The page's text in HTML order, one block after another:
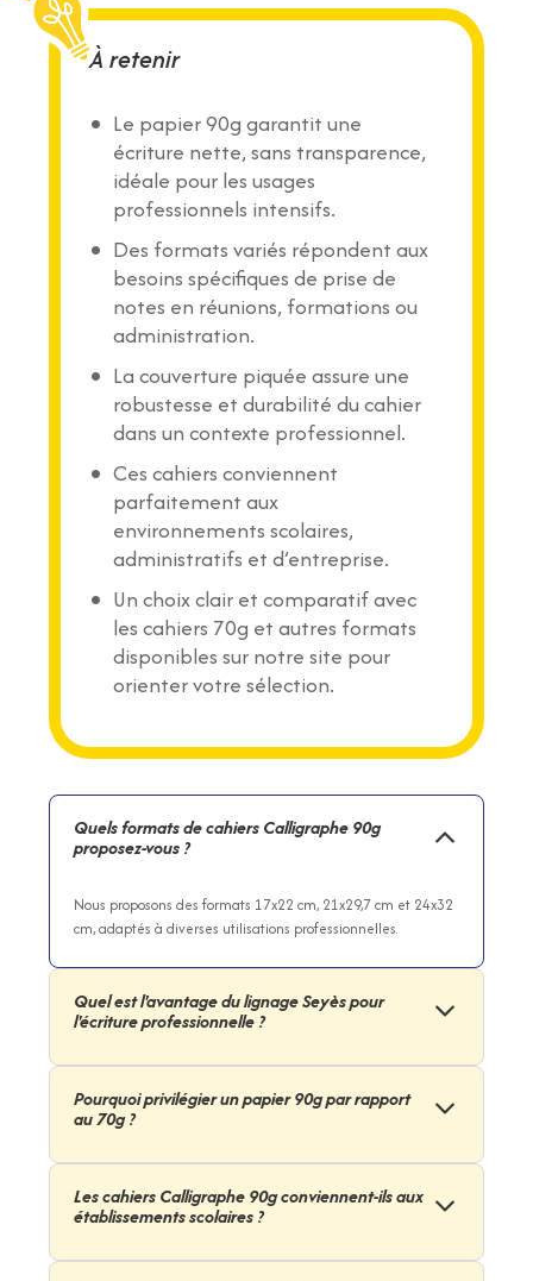
À retenir
Le papier 90g garantit une
écriture nette, sans transparence,
idéale pour les usages
professionnels intensifs.
Des formats variés répondent aux
besoins spécifiques de prise de
notes en réunions, formations ou
administration.
La couverture piquée assure une
robustesse et durabilité du cahier
dans un contexte professionnel.
Ces cahiers conviennent
parfaitement aux
environnements scolaires,
administratifs et d’entreprise.
Un choix clair et comparatif avec
les cahiers 70g et autres formats
disponibles sur notre site pour
orienter votre sélection.
Quels formats de cahiers Calligraphe 90g
proposez-vous ?
Nous proposons des formats 17x22 cm, 21x29,7 cm et 24x32
cm, adaptés à diverses utilisations professionnelles.
Quel est l'avantage du lignage Seyès pour
l'écriture professionnelle ?
Le lignage Seyès facilite une écriture lisible et ordonnée,
particulièrement apprécié dans les contextes administratifs
et scolaires.
Pourquoi privilégier un papier 90g par rapport
au 70g ?
Le papier 90g offre une meilleure opacité et résistance à
l'encre, évitant les transparences et garantissant un confort
d’écriture supérieur.
Les cahiers Calligraphe 90g conviennent-ils aux
établissements scolaires ?
Oui, ils sont idéaux pour les écoles grâce au lignage Seyès